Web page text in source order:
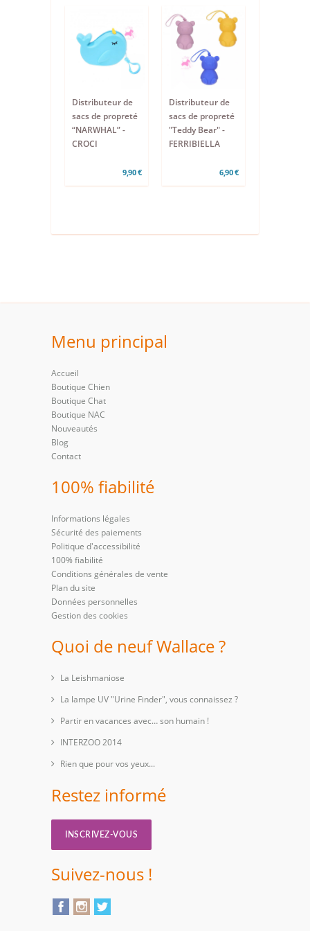
Distributeur de
sacs de propreté
“NARWHAL” -
CROCI
9,90 €
Distributeur de
sacs de propreté
"Teddy Bear" -
FERRIBIELLA
6,90 €
Menu principal
Accueil
Boutique Chien
Boutique Chat
Boutique NAC
Nouveautés
Blog
Contact
100% fiabilité
Informations légales
Sécurité des paiements
Politique d'accessibilité
100% fiabilité
Conditions générales de vente
Plan du site
Données personnelles
Gestion des cookies
Quoi de neuf Wallace ?
La Leishmaniose
La lampe UV "Urine Finder", vous connaissez ?
Partir en vacances avec… son humain !
INTERZOO 2014
Rien que pour vos yeux...
Restez informé
INSCRIVEZ-VOUS
Suivez-nous !